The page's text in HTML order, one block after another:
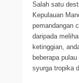
Salah satu
Kepulauan
pemandangan
daripada
ketinggian,
beberapa
syurga tropika